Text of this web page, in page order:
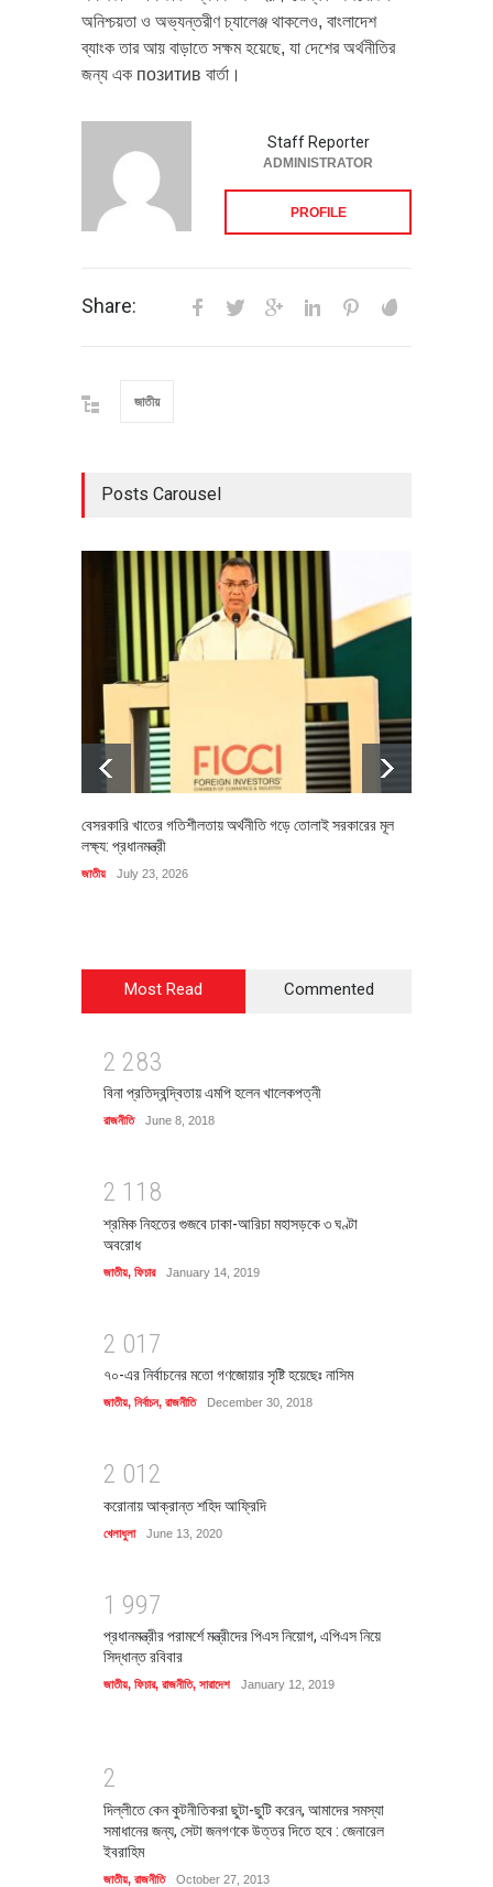
অনিশ্চয়তা ও অভ্যন্তরীণ চ্যালেঞ্জ থাকলেও, বাংলাদেশ
ব্যাংক তার আয় বাড়াতে সক্ষম হয়েছে, যা দেশের অর্থনীতির
জন্য এক позитив বার্তা।
Staff Reporter
ADMINISTRATOR
PROFILE
Share:
জাতীয়
Posts Carousel
বেসরকারি খাতের গতিশীলতায় অর্থনীতি গড়ে তোলাই সরকারের মূল
লক্ষ্য: প্রধানমন্ত্রী
জাতীয় July 23, 2026
Most Read Commented
2 283
বিনা প্রতিদ্বন্দ্বিতায় এমপি হলেন খালেকপত্নী
রাজনীতি June 8, 2018
2 1 1 8
শ্রমিক নিহতের গুজবে ঢাকা-আরিচা মহাসড়কে ৩ ঘণ্টা
অবরোধ
জাতীয়, ফিচার January 14, 2019
2 01 7
৭০-এর নির্বাচনের মতো গণজোয়ার সৃষ্টি হয়েছেঃ নাসিম
জাতীয়, নির্বাচন, রাজনীতি December 30, 2018
2 01 2
করোনায় আক্রান্ত শহিদ আফ্রিদি
খেলাধুলা June 13, 2020
1 997
প্রধানমন্ত্রীর পরামর্শে মন্ত্রীদের পিএস নিয়োগ, এপিএস নিয়ে
সিদ্ধান্ত রবিবার
জাতীয়, ফিচার, রাজনীতি, সারাদেশ January 12, 2019
2
দিল্লীতে কেন কুটনীতিকরা ছুটা-ছুটি করেন, আমাদের সমস্যা
সমাধানের জন্য, সেটা জনগণকে উত্তর দিতে হবে : জেনারেল
ইবরাহিম
জাতীয়, রাজনীতি October 27, 2013